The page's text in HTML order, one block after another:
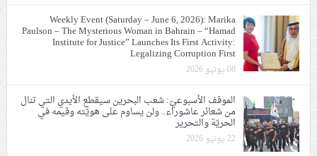
Weekly Event (Saturday – June 6, 2026): Marika
Paulson – The Mysterious Woman in Bahrain – “Hamad
Institute for Justice” Launches Its First Activity:
Legalizing Corruption First
08 يونيو 2026
الموقف الأسبوعيّ: شعب البحرين سيقطع الأيدي التي تنال
من شعائر عاشوراء.. ولن يساوم على هويّته وقيمه في
الحريّة والتحرير
22 يونيو 2026